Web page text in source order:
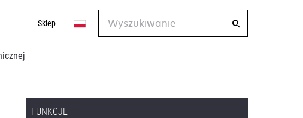
Sklep
Wyszukiwanie
FUNKCJE